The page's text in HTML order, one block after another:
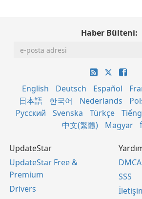
Haber Bülteni:
English Deutsch Español
日本語
한국어 Nederlands
Русский
Svenska Türkçe
中文(繁體)
Magyar
UpdateStar
UpdateStar Free &
Premium
Drivers
DMCA
SSS